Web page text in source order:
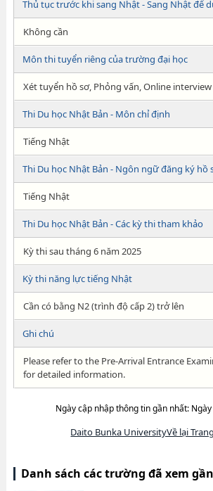
Thủ tục trước khi sang Nhật - Sang Nhật để
Không cần
Môn thi tuyển riêng của trường đại học
Xét tuyển hồ sơ, Phỏng vấn, Online interview
Thi Du học Nhật Bản - Môn chỉ định
Tiếng Nhật
Thi Du học Nhật Bản - Ngôn ngữ đăng ký hồ
Tiếng Nhật
Thi Du học Nhật Bản - Các kỳ thi tham khảo
Kỳ thi sau tháng 6 năm 2025
Kỳ thi năng lực tiếng Nhật
Cần có bằng N2 (trình độ cấp 2) trở lên
Ghi chú
Please refer to the Pre-Arrival Entrance
for detailed information.
Ngày cập nhập thông tin gần nhất:
Daito Bunka UniversityVề lại
Danh sách các trường đã xem